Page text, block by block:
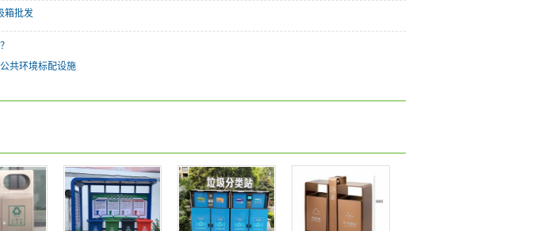
箱批发
共环境标配设施